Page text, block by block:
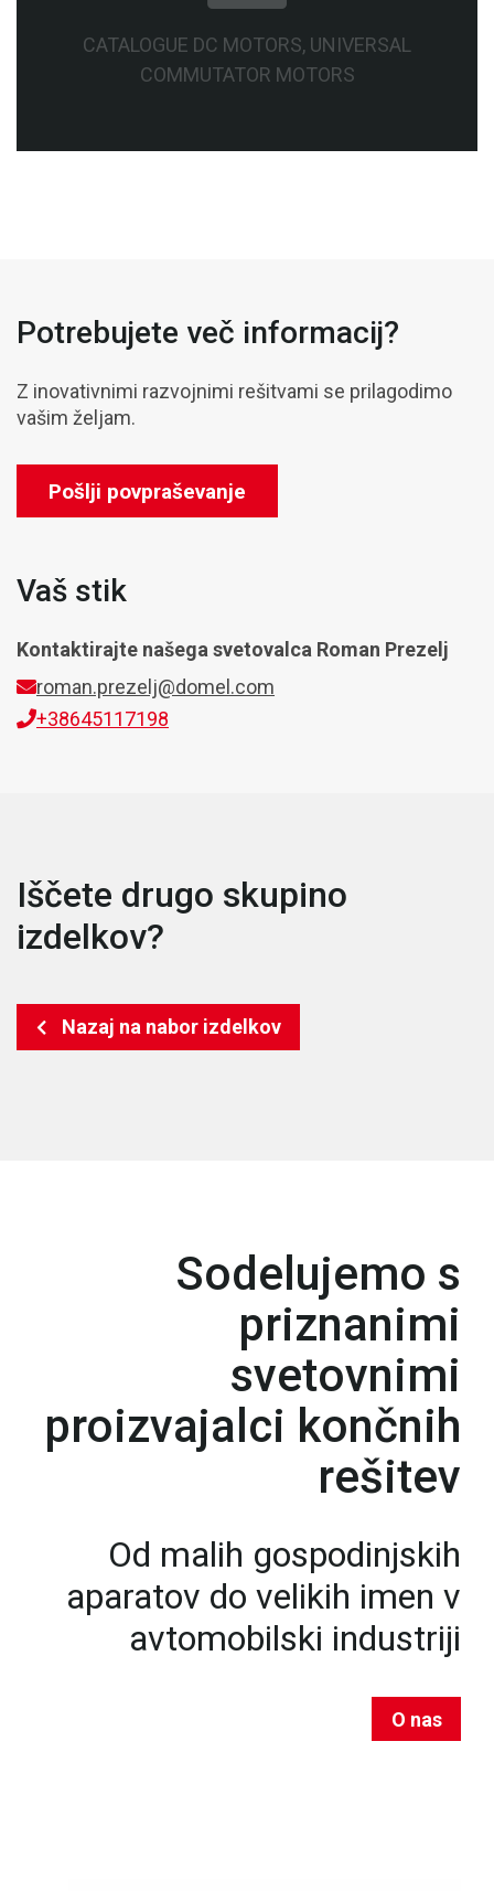
CATALOGUE DC MOTORS, UNIVERSAL
COMMUTATOR MOTORS
Potrebujete več informacij?
Z inovativnimi razvojnimi rešitvami se prilagodimo
vašim željam.
Pošlji povpraševanje
Vaš stik
Kontaktirajte našega svetovalca Roman Prezelj
roman.prezelj@domel.com
+38645117198
Iščete drugo skupino
izdelkov?
Nazaj na nabor izdelkov
Sodelujemo s
priznanimi
svetovnimi
proizvajalci končnih
rešitev
Od malih gospodinjskih
aparatov do velikih imen v
avtomobilski industriji
O nas